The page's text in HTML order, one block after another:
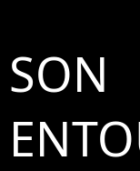
du bébé.
SON